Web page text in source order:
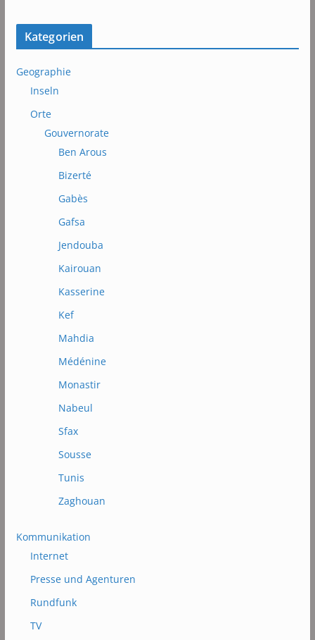
Kategorien
Geographie
Inseln
Orte
Gouvernorate
Ben Arous
Bizerté
Gabès
Gafsa
Jendouba
Kairouan
Kasserine
Kef
Mahdia
Médénine
Monastir
Nabeul
Sfax
Sousse
Tunis
Zaghouan
Kommunikation
Internet
Presse und Agenturen
Rundfunk
TV